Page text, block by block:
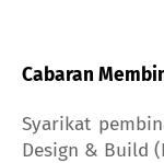
Cabaran
Syarikat
Design & Build